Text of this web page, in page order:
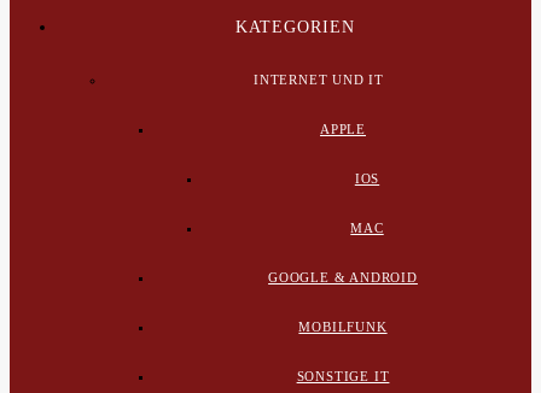
KATEGORIEN
INTERNET UND IT
APPLE
IOS
MAC
GOOGLE & ANDROID
MOBILFUNK
SONSTIGE IT